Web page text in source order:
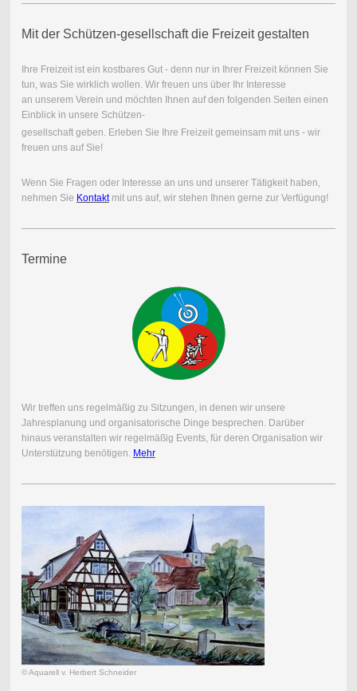
Mit der Schützen-gesellschaft die Freizeit gestalten
Ihre Freizeit ist ein kostbares Gut - denn nur in Ihrer Freizeit können Sie
tun, was Sie wirklich wollen. Wir freuen uns über Ihr Interesse
an unserem Verein und möchten Ihnen auf den folgenden Seiten einen
Einblick in unsere Schützen-
gesellschaft geben. Erleben Sie Ihre Freizeit gemeinsam mit uns - wir
freuen uns auf Sie!
Wenn Sie Fragen oder Interesse an uns und unserer Tätigkeit haben,
nehmen Sie Kontaktmit uns auf, wir stehen Ihnen gerne zur Verfügung!
Termine
Wir treffen uns regelmäßig zu Sitzungen, in denen wir unsere
Jahresplanung und organisatorische Dinge besprechen. Darüber
hinaus veranstalten wir regelmäßig Events, für deren Organisation wir
Unterstützung benötigen. Mehr
© Aquarell v. Herbert Schneider